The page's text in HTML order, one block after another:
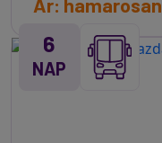
6
NAP